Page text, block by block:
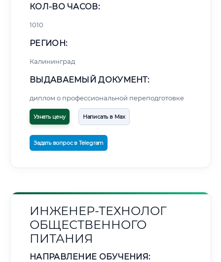
КОЛ-ВО ЧАСОВ:
1010
РЕГИОН:
Калининград
ВЫДАВАЕМЫЙ ДОКУМЕНТ:
диплом о профессиональной переподготовке
Узнать цену Написать в Max
Задать вопрос в Telegram
ИНЖЕНЕР-ТЕХНОЛОГ
ОБЩЕСТВЕННОГО
ПИТАНИЯ
НАПРАВЛЕНИЕ ОБУЧЕНИЯ: